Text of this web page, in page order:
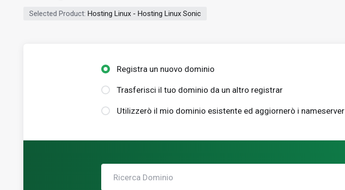
Selected Product: Hosting Linux - Hosting Linux Sonic
Registra un nuovo dominio
Trasferisci il tuo dominio da un altro registrar
Utilizzerò il mio dominio esistente ed aggiornerò i nameserver